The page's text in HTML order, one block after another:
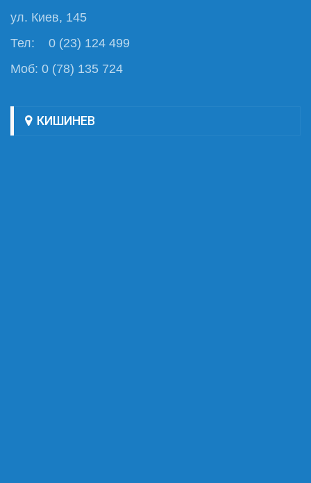
ул. Киев, 145
Тел: 0 (23) 124 499
Моб: 0 (78) 135 724
КИШИНЕВ